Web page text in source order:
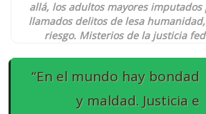
allá, los adultos mayores
llamados delitos de lesa
riesgo. Misterios de la justicia
“En el mundo hay bondad
y maldad. Justicia e